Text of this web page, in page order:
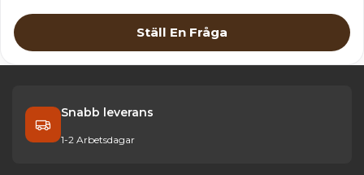
Ställ En Fråga
Snabb leverans
1-2 Arbetsdagar